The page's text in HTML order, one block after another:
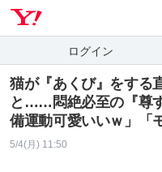
ログイン
猫が『あくび』をする
と……悶絶必至の『尊
備運動可愛いいｗ」「
5/4(月) 11:50